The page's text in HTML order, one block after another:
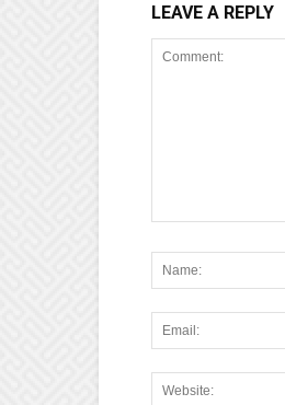
LEAVE A REPLY